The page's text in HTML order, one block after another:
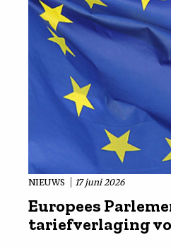
NIEUWS 17 juni 2026
Europees
tariefverlaging